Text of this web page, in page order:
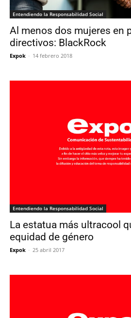
Entendiendo la Responsabilidad Social
Al menos dos mujeres en
directivos: BlackRock
Expok - 14 febrero 2018
Entendiendo la Responsabilidad Social
La estatua más ultracool
equidad de género
Expok - 25 abril 2017